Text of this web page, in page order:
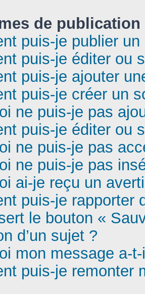
de publication
puis-je publier
puis-je éditer ou
puis-je ajouter
puis-je créer un
ne puis-je pas
puis-je éditer ou
ne puis-je pas
ne puis-je pas
ai-je reçu un
puis-je rapporter
le bouton «
d’un sujet ?
mon message a-
puis-je remonter